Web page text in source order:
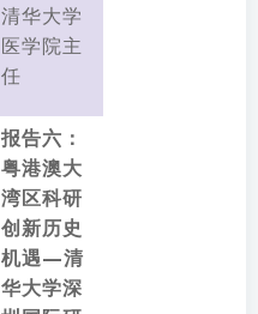
清华大学
医学院主
任
报告六：
粤港澳大
湾区科研
创新历史
机遇—清
华大学深